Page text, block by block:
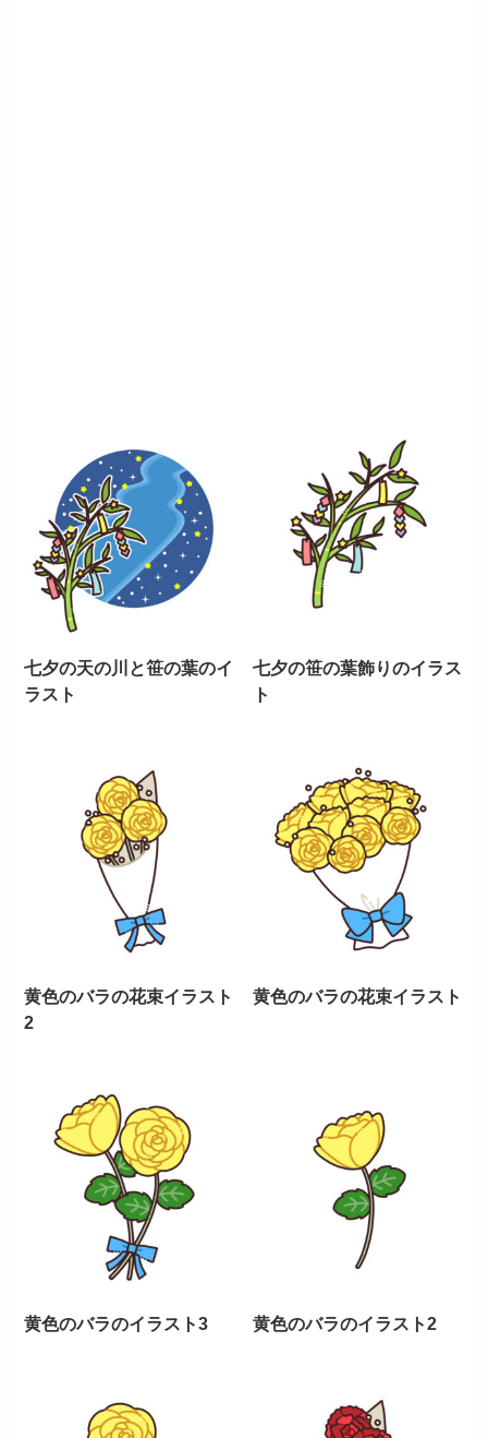
七夕の天の川と笹の葉のイ
ラスト
七夕の笹の葉飾りのイラス
ト
黄色のバラの花束イラスト
2
黄色のバラの花束イラスト
黄色のバラのイラスト3 黄色のバラのイラスト2